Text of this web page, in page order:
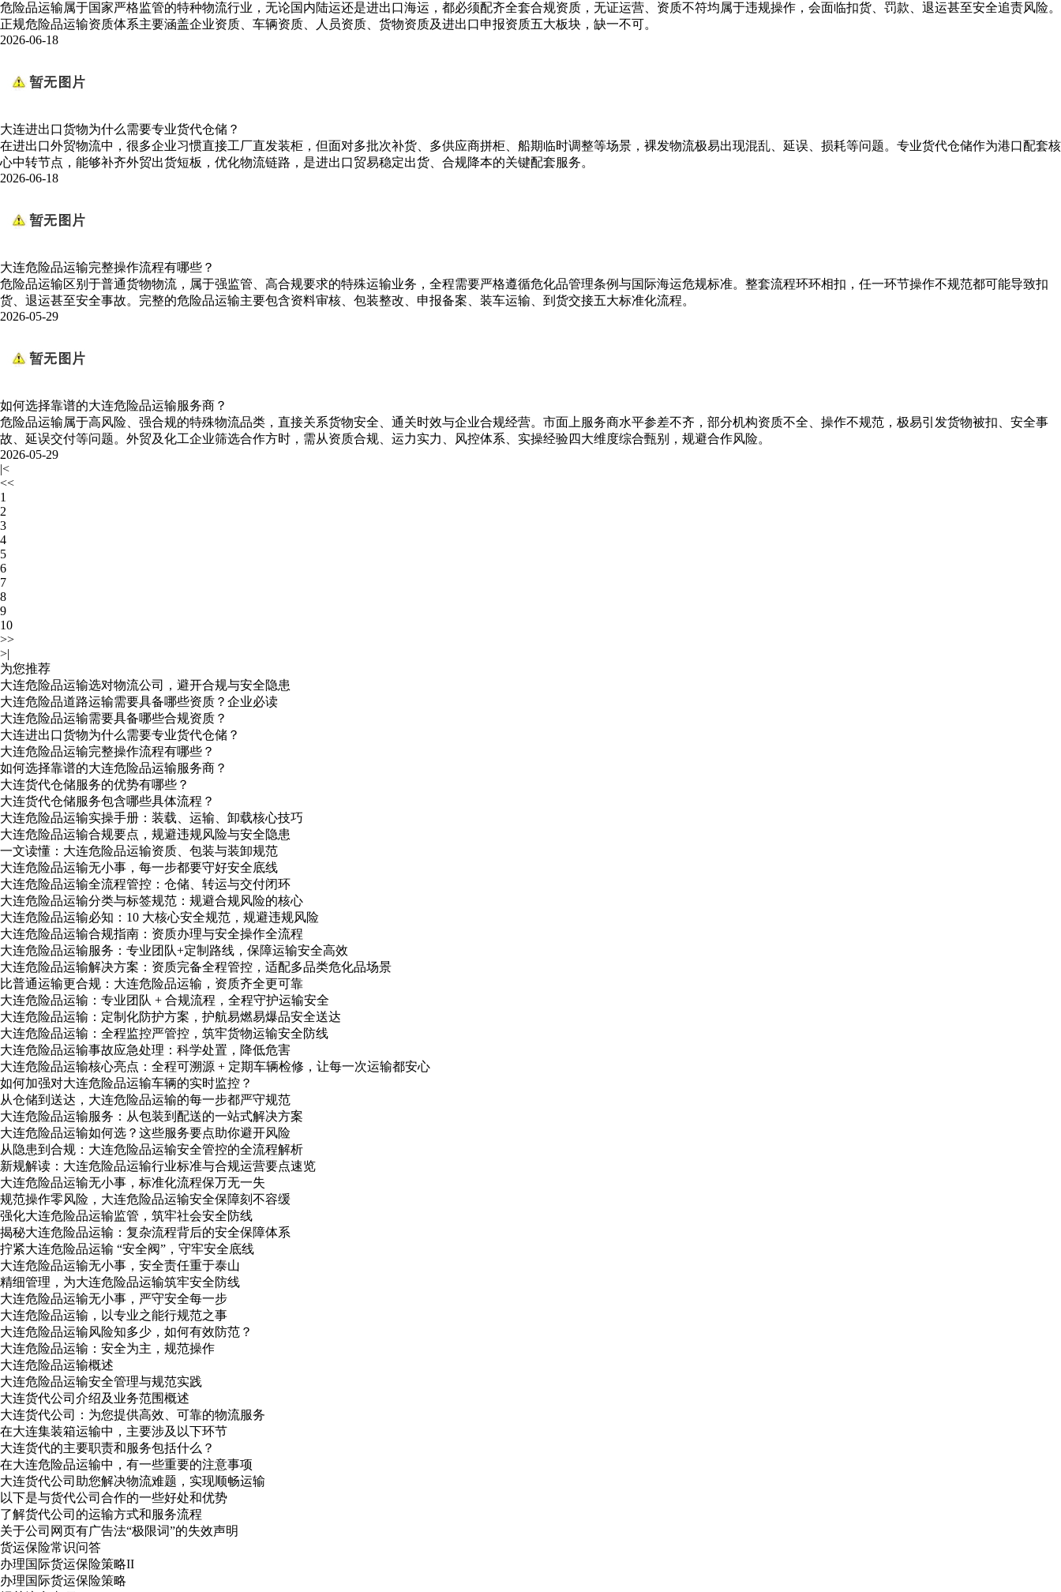
危险品运输属于国家严格监管的特种物流行业，无论国内陆运还是进出口海运，都必须配齐全套合规资质，无证运营、资质不符均属于违规操作，会面临扣货、罚款、退运甚至安全追责风险。
正规危险品运输资质体系主要涵盖企业资质、车辆资质、人员资质、货物资质及进出口申报资质五大板块，缺一不可。
2026-06-18
大连进出口货物为什么需要专业货代仓储？
在进出口外贸物流中，很多企业习惯直接工厂直发装柜，但面对多批次补货、多供应商拼柜、船期临时调整等场景，裸发物流极易出现混乱、延误、损耗等问题。专业货代仓储作为港口配套核
心中转节点，能够补齐外贸出货短板，优化物流链路，是进出口贸易稳定出货、合规降本的关键配套服务。
2026-06-18
大连危险品运输完整操作流程有哪些？
危险品运输区别于普通货物物流，属于强监管、高合规要求的特殊运输业务，全程需要严格遵循危化品管理条例与国际海运危规标准。整套流程环环相扣，任一环节操作不规范都可能导致扣
货、退运甚至安全事故。完整的危险品运输主要包含资料审核、包装整改、申报备案、装车运输、到货交接五大标准化流程。
2026-05-29
如何选择靠谱的大连危险品运输服务商？
危险品运输属于高风险、强合规的特殊物流品类，直接关系货物安全、通关时效与企业合规经营。市面上服务商水平参差不齐，部分机构资质不全、操作不规范，极易引发货物被扣、安全事
故、延误交付等问题。外贸及化工企业筛选合作方时，需从资质合规、运力实力、风控体系、实操经验四大维度综合甄别，规避合作风险。
2026-05-29
|<
<<
1
2
3
4
5
6
7
8
9
10
>>
>|
为您推荐
大连危险品运输选对物流公司，避开合规与安全隐患
大连危险品道路运输需要具备哪些资质？企业必读
大连危险品运输需要具备哪些合规资质？
大连进出口货物为什么需要专业货代仓储？
大连危险品运输完整操作流程有哪些？
如何选择靠谱的大连危险品运输服务商？
大连货代仓储服务的优势有哪些？
大连货代仓储服务包含哪些具体流程？
大连危险品运输实操手册：装载、运输、卸载核心技巧
大连危险品运输合规要点，规避违规风险与安全隐患
一文读懂：大连危险品运输资质、包装与装卸规范
大连危险品运输无小事，每一步都要守好安全底线
大连危险品运输全流程管控：仓储、转运与交付闭环
大连危险品运输分类与标签规范：规避合规风险的核心
大连危险品运输必知：10 大核心安全规范，规避违规风险
大连危险品运输合规指南：资质办理与安全操作全流程
大连危险品运输服务：专业团队+定制路线，保障运输安全高效
大连危险品运输解决方案：资质完备全程管控，适配多品类危化品场景
比普通运输更合规：大连危险品运输，资质齐全更可靠
大连危险品运输：专业团队 + 合规流程，全程守护运输安全
大连危险品运输：定制化防护方案，护航易燃易爆品安全送达
大连危险品运输：全程监控严管控，筑牢货物运输安全防线
大连危险品运输事故应急处理：科学处置，降低危害
大连危险品运输核心亮点：全程可溯源 + 定期车辆检修，让每一次运输都安心
如何加强对大连危险品运输车辆的实时监控？
从仓储到送达，大连危险品运输的每一步都严守规范
大连危险品运输服务：从包装到配送的一站式解决方案
大连危险品运输如何选？这些服务要点助你避开风险
从隐患到合规：大连危险品运输安全管控的全流程解析
新规解读：大连危险品运输行业标准与合规运营要点速览
大连危险品运输无小事，标准化流程保万无一失
​规范操作零风险，大连危险品运输安全保障刻不容缓
强化大连危险品运输监管，筑牢社会安全防线
揭秘大连危险品运输：复杂流程背后的安全保障体系
拧紧大连危险品运输 “安全阀”，守牢安全底线
大连危险品运输无小事，安全责任重于泰山
精细管理，为大连危险品运输筑牢安全防线
大连危险品运输无小事，严守安全每一步
大连危险品运输，以专业之能行规范之事
大连危险品运输风险知多少，如何有效防范？
大连危险品运输：安全为主，规范操作
大连危险品运输概述
大连危险品运输安全管理与规范实践
大连货代公司介绍及业务范围概述
大连货代公司：为您提供高效、可靠的物流服务
在大连集装箱运输中，主要涉及以下环节
大连货代的主要职责和服务包括什么？
在大连危险品运输中，有一些重要的注意事项
大连货代公司助您解决物流难题，实现顺畅运输
以下是与货代公司合作的一些好处和优势
了解货代公司的运输方式和服务流程
关于公司网页有广告法“极限词”的失效声明
货运保险常识问答
办理国际货运保险策略II
办理国际货运保险策略